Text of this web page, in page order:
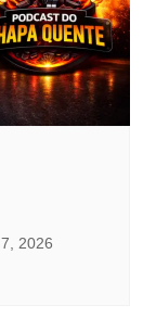
2026